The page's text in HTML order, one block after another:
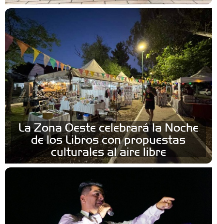
La Zona Oeste celebrará la Noche
de los Libros con propuestas
culturales al aire libre